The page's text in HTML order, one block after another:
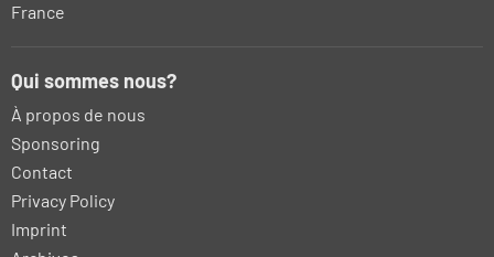
France
Qui sommes nous?
À propos de nous
Sponsoring
Contact
Privacy Policy
Imprint